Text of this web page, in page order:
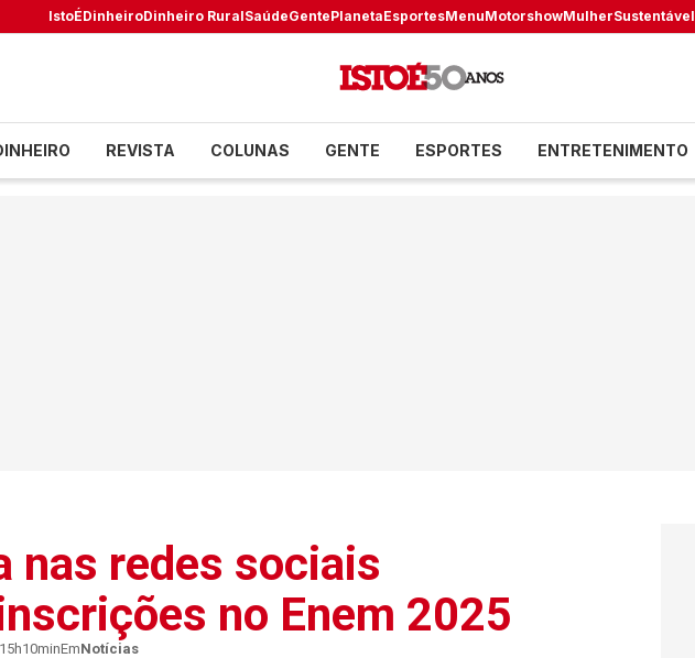
IstoÉDinheiroDinheiro RuralSaúdeGentePlanetaEsportesMenuMotorshowMulherSustentável
REVISTA COLUNAS GENTE ESPORTES ENTRETENIMENTO
nas redes sociais
no Enem 2025
EmNotícias